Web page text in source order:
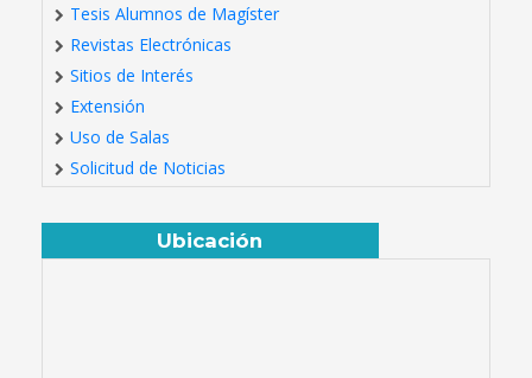
Tesis Alumnos de Magíster
Revistas Electrónicas
Sitios de Interés
Extensión
Uso de Salas
Solicitud de Noticias
Ubicación